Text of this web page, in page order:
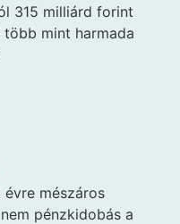
315 milliárd forint
mint harmada
mészáros
pénzkidobás a